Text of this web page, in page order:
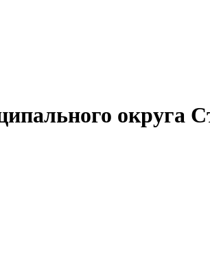
округа